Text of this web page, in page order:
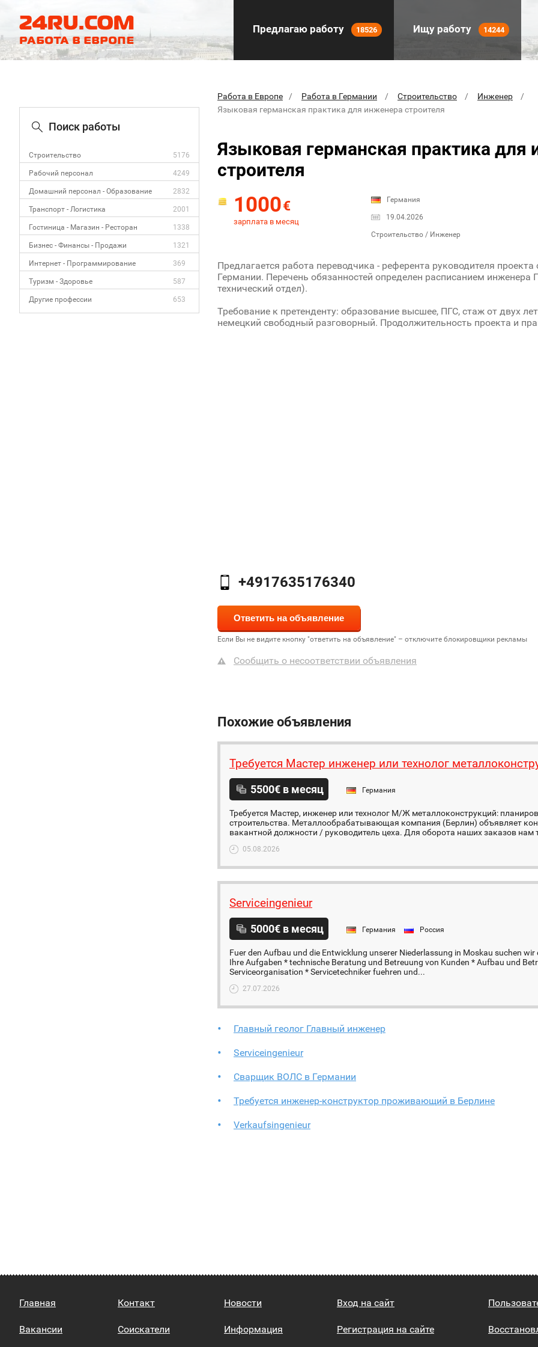
Предлагаю работу 18526 Ищу работу 14244
Поиск работы
Строительство 5176
Рабочий персонал 4249
Домашний персонал - Образование 2832
Транспорт - Логистика 2001
Гостиница - Магазин - Ресторан 1338
Бизнес - Финансы - Продажи 1321
Интернет - Программирование 369
Туризм - Здоровье 587
Другие профессии 653
Работа в Европе Работа в Германии Строительство
Инженер
Языковая германская практика для инженера строителя
Языковая германская практика для
строителя
1000€
зарплата в месяц
Германия
19.04.2026
Строительство / Инженер
Предлагается работа переводчика - референта руководителя проекта
Германии. Перечень обязанностей определен расписанием инженера
технический отдел).
Требование к претенденту: образование высшее, ПГС, стаж от двух
немецкий свободный разговорный. Продолжительность проекта и
+4917635176340
Если Вы не видите кнопку "ответить на объявление" – отключите блокировщики рекламы
Сообщить о несоответствии объявления
Похожие объявления
Требуется Мастер инженер или технолог
5500€ в месяц Германия
Требуется Мастер, инженер или технолог М/Ж металлоконструкций:
строительства. Металлообрабатывающая компания (Берлин) объявляет
вакантной должности / руководитель цеха. Для оборота наших заказов нам
05.08.2026
Serviceingenieur
5000€ в месяц Германия Россия
Fuer den Aufbau und die Entwicklung unserer Niederlassung in Moskau suchen
Ihre Aufgaben * technische Beratung und Betreuung von Kunden * Aufbau und
Serviceorganisation * Servicetechniker fuehren und...
27.07.2026
Главный геолог Главный инженер
Serviceingenieur
Сварщик ВОЛС в Германии
Требуется инженер-конструктор проживающий в Берлине
Verkaufsingenieur
Главная
Вакансии
Контакт
Соискатели
Новости
Информация
Вход на сайт
Регистрация на сайте